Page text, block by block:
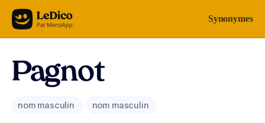
Aller au contenu Synonymes
Pagnot
nom masculin nom masculin